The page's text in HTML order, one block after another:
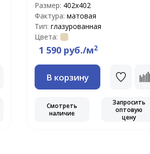
Размер: 402x402
Фактура: матовая
Тип: глазурованная
Цвета:
1 590 руб./м2
В корзину
Смотреть
наличие
Запросить
оптовую
цену